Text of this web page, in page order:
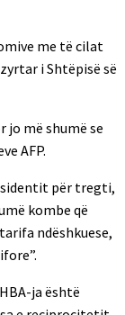
me të cilat
i Shtëpisë së
jo më shumë se
AFP.
për tregti,
kombe që
ndëshkuese,
ja është